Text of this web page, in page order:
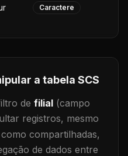
Caractere
a tabela SCS
de filial (campo
registros, mesmo
compartilhadas,
de dados entre